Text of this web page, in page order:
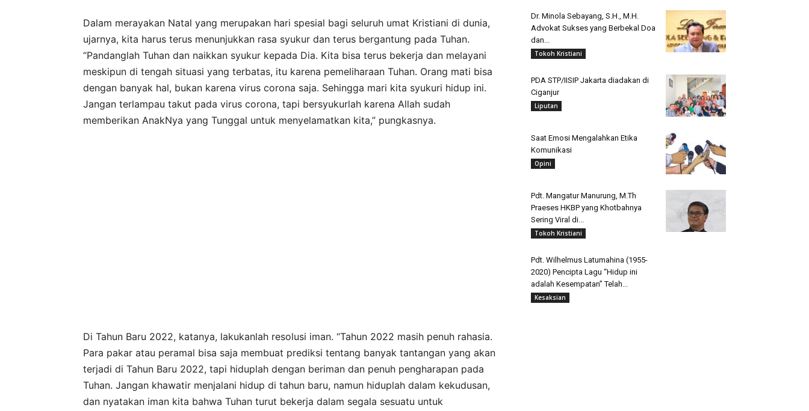
Dalam merayakan Natal yang merupakan hari spesial bagi seluruh umat Kristiani di dunia,
ujarnya, kita harus terus menunjukkan rasa syukur dan terus bergantung pada Tuhan.
“Pandanglah Tuhan dan naikkan syukur kepada Dia. Kita bisa terus bekerja dan melayani
meskipun di tengah situasi yang terbatas, itu karena pemeliharaan Tuhan. Orang mati bisa
dengan banyak hal, bukan karena virus corona saja. Sehingga mari kita syukuri hidup ini.
Jangan terlampau takut pada virus corona, tapi bersyukurlah karena Allah sudah
memberikan AnakNya yang Tunggal untuk menyelamatkan kita,” pungkasnya.
Di Tahun Baru 2022, katanya, lakukanlah resolusi iman. “Tahun 2022 masih penuh rahasia.
Para pakar atau peramal bisa saja membuat prediksi tentang banyak tantangan yang akan
terjadi di Tahun Baru 2022, tapi hiduplah dengan beriman dan penuh pengharapan pada
Tuhan. Jangan khawatir menjalani hidup di tahun baru, namun hiduplah dalam kekudusan,
dan nyatakan iman kita bahwa Tuhan turut bekerja dalam segala sesuatu untuk
Dr. Minola Sebayang, S.H., M.H.
Advokat Sukses yang Berbekal Doa
dan...
Tokoh Kristiani
PDA STP/IISIP Jakarta diadakan di
Ciganjur
Liputan
Saat Emosi Mengalahkan Etika
Komunikasi
Opini
Pdt. Mangatur Manurung, M.Th
Praeses HKBP yang Khotbahnya
Sering Viral di...
Tokoh Kristiani
Pdt. Wilhelmus Latumahina (1955-
2020) Pencipta Lagu “Hidup ini
adalah Kesempatan” Telah...
Kesaksian